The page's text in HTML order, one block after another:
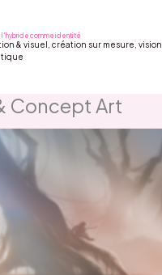
l'hybride comme identité
& visuel, création sur mesure, vision
Concept Art